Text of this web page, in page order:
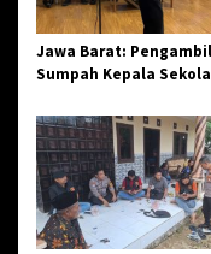
Jawa Barat:
Sumpah Kepala
Penegasan Integritas
Aparatur Pendidikan
Birokrasi